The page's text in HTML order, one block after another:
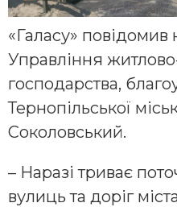
«Галасу» повідомив
Управління
господарства,
Тернопільської
Соколовський.
– Наразі триває
вулиць та доріг